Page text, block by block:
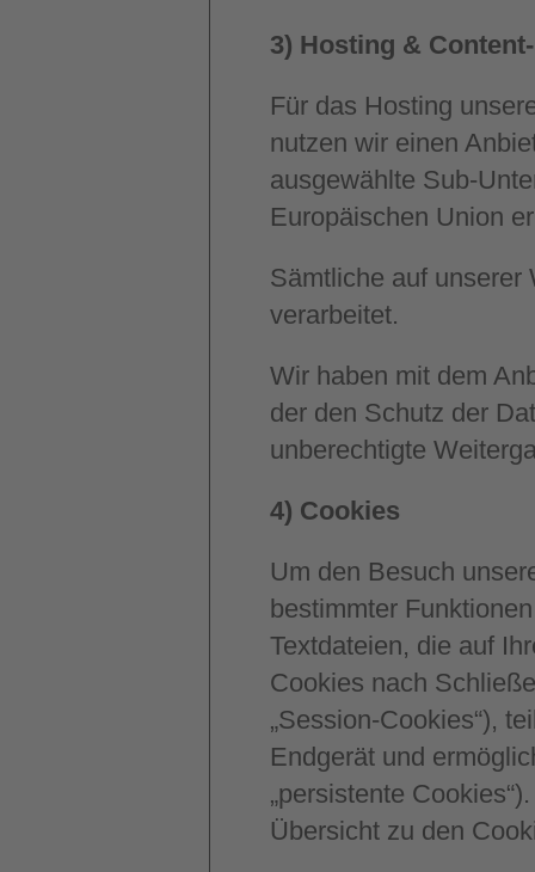
3) Hosting &
Für das Hosting
nutzen wir einen
ausgewählte Sub-
Europäischen Union
Sämtliche auf unserer
verarbeitet.
Wir haben mit dem
der den Schutz der
unberechtigte
4) Cookies
Um den Besuch
bestimmter
Textdateien, die auf
Cookies nach
„Session-Cookies“),
Endgerät und
„persistente
Übersicht zu den